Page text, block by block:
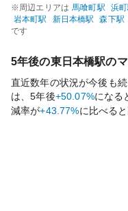
※周辺エリアは 馬喰町駅 浜町
岩本町駅 新日本橋駅 森下駅
です
5年後の東日本橋駅の
直近数年の状況が今後も
は、5年後+50.07%になる
減率が+43.77%に比べると